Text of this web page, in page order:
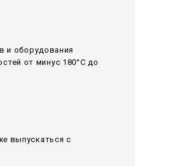
и оборудования
от минус 180°С до
выпускаться с